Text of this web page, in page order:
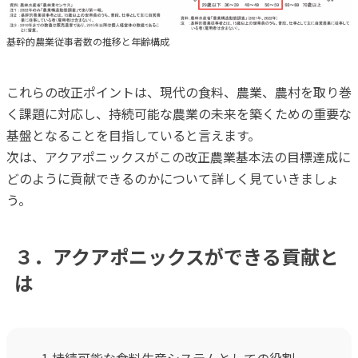
基幹的農業従事者数の推移と年齢構成
これらの改正ポイントは、現代の食料、農業、農村を取り巻
く課題に対応し、持続可能な農業の未来を築くための重要な
基盤となることを目指していると言えます。
次は、アクアポニックスがこの改正農業基本法の目標達成に
どのように貢献できるのかについて詳しく見ていきましょ
う。
３．アクアポニックスができる貢献と
は